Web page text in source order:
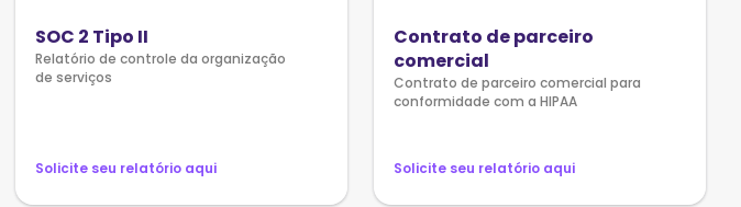
SOC 2 Tipo II
Relatório de controle da organização
de serviços
Solicite seu relatório aqui
Contrato de parceiro
comercial
Contrato de parceiro comercial para
conformidade com a HIPAA
Solicite seu relatório aqui